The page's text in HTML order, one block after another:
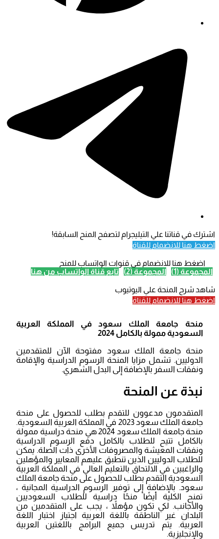
اشترك في قناتنا علي التيليجرام لتصفح المنح السابقة!
اضغط هنا للانضمام للقناة
اضغط هنا للانضمام في قنوات الواتساب للمنح
المجموعة (1)
المجموعة (2) تابع قناة الواتساب من هنا
شاهد شرح المنحة علي اليوتيوب
اضغط هنا للانضمام للقناة
منحة جامعة الملك سعود في المملكة العربية
السعودية ممولة بالكامل 2024
منحة جامعة الملك سعود مفتوحة الآن للمتقدمين
الدوليين. تشمل مزايا المنحة الرسوم الدراسية والإقامة
ونفقات السفر بالإضافة إلى البدل الشهري.
نبذة عن المنحة
المتقدمون مدعوون للتقدم بطلب للحصول على منحة
جامعة الملك سعود 2023 في المملكة العربية السعودية.
منحة جامعة الملك سعود 2024 هي منحة دراسية ممولة
بالكامل تتيح للطلاب بالكامل دفع الرسوم الدراسية
ونفقات المعيشة والمصروفات الأخرى ذات الصلة. يمكن
للطلاب الدوليين الذين تنطبق عليهم المعايير والمؤهلين
والراغبين في الالتحاق بالتعليم العالي في المملكة العربية
السعودية التقدم بطلب للحصول على منحة جامعة الملك
سعود. بالإضافة إلى توفير الرسوم الدراسية المجانية ،
تمنح الكلية أيضًا منحًا دراسية للطلاب السعوديين
والأجانب. لكي تكون مؤهلاً ، يجب على المتقدمين من
البلدان غير الناطقة باللغة العربية اجتياز اختبار اللغة
العربية. يتم تدريس جميع البرامج باللغتين العربية
والإنجليزية.